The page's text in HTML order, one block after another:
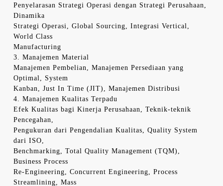
Penyelarasan Strategi Operasi dengan Strategi Perusahaan,
Dinamika
Strategi Operasi, Global Sourcing, Integrasi Vertical,
World Class
Manufacturing
3. Manajemen Material
Manajemen Pembelian, Manajemen Persediaan yang
Optimal, System
Kanban, Just In Time (JIT), Manajemen Distribusi
4. Manajemen Kualitas Terpadu
Efek Kualitas bagi Kinerja Perusahaan, Teknik-teknik
Pencegahan,
Pengukuran dari Pengendalian Kualitas, Quality System
dari ISO,
Benchmarking, Total Quality Management (TQM),
Business Process
Re-Engineering, Concurrent Engineering, Process
Streamlining, Mass